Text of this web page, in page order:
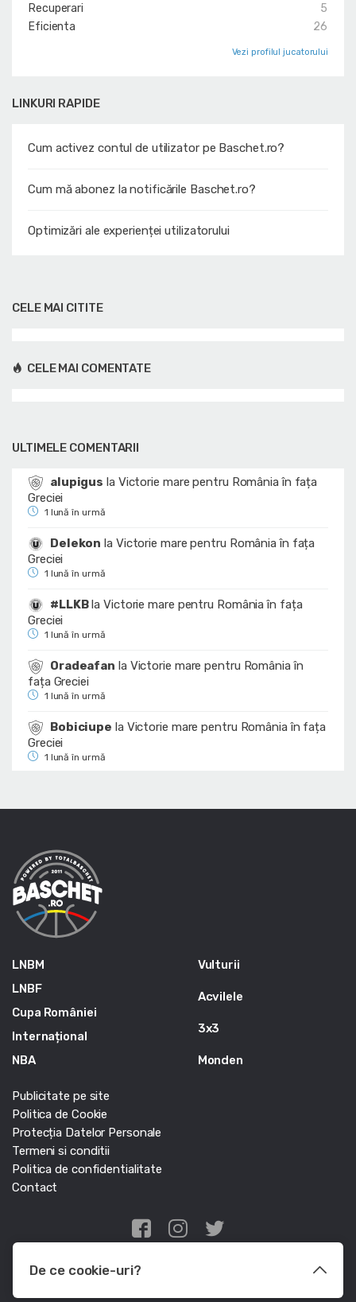
Recuperari
5
Eficienta
26
Vezi profilul jucatorului
LINKURI RAPIDE
Cum activez contul de utilizator pe Baschet.ro?
Cum mă abonez la notificările Baschet.ro?
Optimizări ale experienței utilizatorului
CELE MAI CITITE
CELE MAI COMENTATE
ULTIMELE COMENTARII
alupigus la Victorie mare pentru România în fața
Greciei
1 lună în urmă
Delekon la Victorie mare pentru România în fața
Greciei
1 lună în urmă
#LLKBlaVictorie mare pentru România în fața
Greciei
1 lună în urmă
Oradeafan la Victorie mare pentru România în
fața Greciei
1 lună în urmă
Bobiciupe la Victorie mare pentru România în fața
Greciei
1 lună în urmă
LNBM
LNBF
Cupa României
Internațional
NBA
Vulturii
Acvilele
3x3
Monden
Publicitate pe site
Politica de Cookie
Protecția Datelor Personale
Termeni si conditii
Politica de confidentialitate
Contact
Edris Digital Agency
De ce cookie-uri?